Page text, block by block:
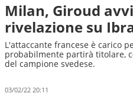
Milan, Giroud
rivelazione su
L'attaccante francese è carico
probabilmente partirà titolare,
del campione svedese.
03/02/22 20:11